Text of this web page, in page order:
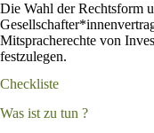
Die Wahl der Rechtsform
Mitspracherechte von
festzulegen.
Checkliste
Was ist zu tun ?